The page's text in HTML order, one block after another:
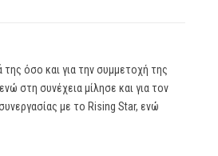
όσο και για την συμμετοχή της
στη συνέχεια μίλησε και για τον
με το Rising Star, ενώ